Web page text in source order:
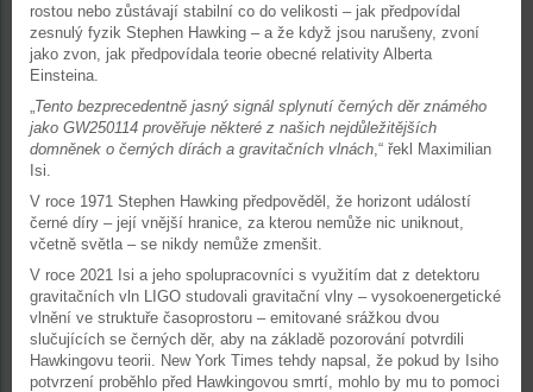
rostou nebo zůstávají stabilní co do velikosti – jak předpovídal
zesnulý fyzik Stephen Hawking – a že když jsou narušeny, zvoní
jako zvon, jak předpovídala teorie obecné relativity Alberta
Einsteina.
Tento bezprecedentně jasný signál splynutí černých děr známého
jako GW250114 prověřuje některé z našich nejdůležitějších
domněnek o černých dírách a gravitačních vlnách ,“ řekl Maximilian
Isi.
V roce 1971 Stephen Hawking předpověděl, že horizont událostí
černé díry – její vnější hranice, za kterou nemůže nic uniknout,
včetně světla – se nikdy nemůže zmenšit.
V roce 2021 Isi a jeho spolupracovníci s využitím dat z detektoru
gravitačních vln LIGO studovali gravitační vlny – vysokoenergetické
vlnění ve struktuře časoprostoru – emitované srážkou dvou
slučujících se černých děr, aby na základě pozorování potvrdili
Hawkingovu teorii. New York Times tehdy napsal, že pokud by Isiho
potvrzení proběhlo před Hawkingovou smrtí, mohlo by mu to pomoci